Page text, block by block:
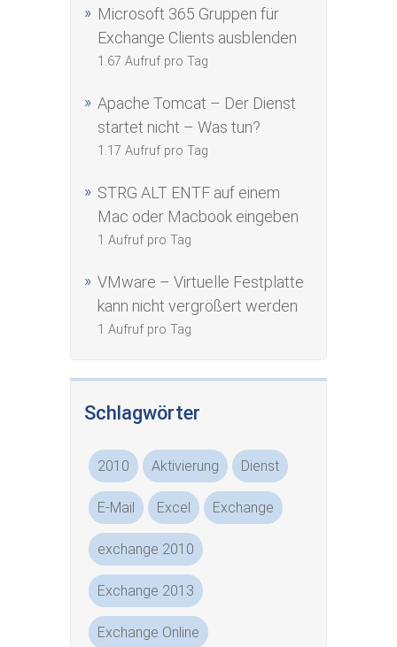
Microsoft 365 Gruppen für
Exchange Clients ausblenden
1.67 Aufruf pro Tag
Apache Tomcat – Der Dienst
startet nicht – Was tun?
1.17 Aufruf pro Tag
STRG ALT ENTF auf einem
Mac oder Macbook eingeben
1 Aufruf pro Tag
VMware – Virtuelle Festplatte
kann nicht vergrößert werden
1 Aufruf pro Tag
Schlagwörter
2010 Aktivierung Dienst
E-Mail Excel Exchange
exchange 2010
Exchange 2013
Exchange Online